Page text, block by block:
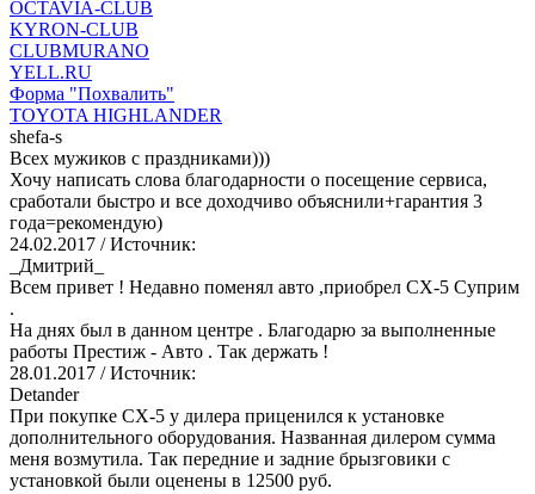
OCTAVIA-CLUB
KYRON-CLUB
CLUBMURANO
YELL.RU
Форма "Похвалить"
TOYOTA HIGHLANDER
shefa-s
Всех мужиков с праздниками)))
Хочу написать слова благодарности о посещение сервиса,
сработали быстро и все доходчиво объяснили+гарантия 3
года=рекомендую)
24.02.2017 / Источник:
_Дмитрий_
Всем привет ! Недавно поменял авто ,приобрел СХ-5 Суприм
.
На днях был в данном центре . Благодарю за выполненные
работы Престиж - Авто . Так держать !
28.01.2017 / Источник:
Detander
При покупке СХ-5 у дилера приценился к установке
дополнительного оборудования. Названная дилером сумма
меня возмутила. Так передние и задние брызговики с
установкой были оценены в 12500 руб.